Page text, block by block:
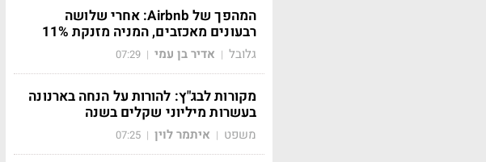
המהפך של Airbnb: אחרי שלושה
רבעונים מאכזבים, המניה מזנקת 11%
גלובל | אדיר בן עמי |
07:29
מקורות לבג"ץ: להורות על הנחה בארנונה
בעשרות מיליוני שקלים בשנה
משפט | איתמר לוין |
07:25